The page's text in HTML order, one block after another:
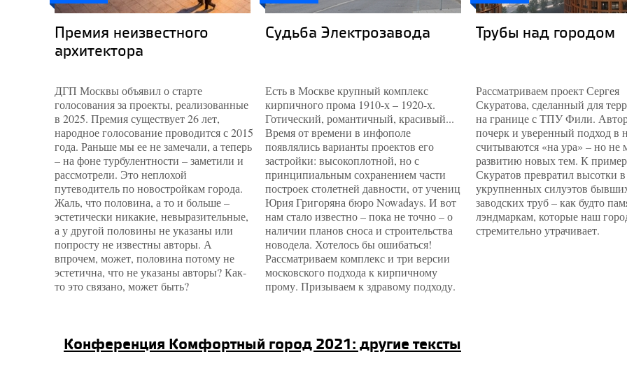
Премия неизвестного
архитектора
ДГП Москвы объявил о старте
голосования за проекты, реализованные
в 2025. Премия существует 26 лет,
народное голосование проводится с 2015
года. Раньше мы ее не замечали, а теперь
– на фоне турбулентности – заметили и
рассмотрели. Это неплохой
путеводитель по новостройкам города.
Жаль, что половина, а то и больше –
эстетически никакие, невыразительные,
а у другой половины не указаны или
попросту не известны авторы. А
впрочем, может, половина потому не
эстетична, что не указаны авторы? Как-
то это связано, может быть?
Судьба Электрозавода
Есть в Москве крупный комплекс
кирпичного прома 1910-х – 1920-х.
Готический, романтичный, красивый...
Время от времени в инфополе
появлялись варианты проектов его
застройки: высокоплотной, но с
принципиальным сохранением части
построек столетней давности, от учениц
Юрия Григоряна бюро Nowadays. И вот
нам стало известно – пока не точно – о
наличии планов сноса и строительства
новодела. Хотелось бы ошибаться!
Рассматриваем комплекс и три версии
московского подхода к кирпичному
прому. Призываем к здравому подходу.
Трубы над городом
Рассматриваем проект Сергея
Скуратова, сделанный для
на границе с ТПУ Фили.
почерк и уверенный подход в
считываются «на ура» – но не
развитию новых тем. К
Скуратов превратил высотки
укрупненных силуэтов
заводских труб – как будто
лэндмаркам, которые наш
стремительно утрачивает.
конференция Комфортный город 2021: другие тексты